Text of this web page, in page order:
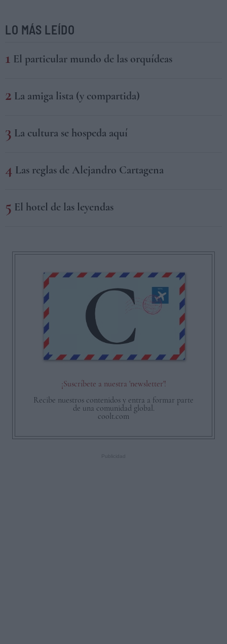
LO MÁS LEÍDO
El particular mundo de las orquídeas
La amiga lista (y compartida)
La cultura se hospeda aquí
Las reglas de Alejandro Cartagena
El hotel de las leyendas
¡Suscríbete a nuestra 'newsletter'!
Recibe nuestros contenidos y entra a formar parte
de una comunidad global.
coolt.com